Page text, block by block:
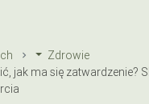
Zdrowie
jak ma się zatwardzenie?